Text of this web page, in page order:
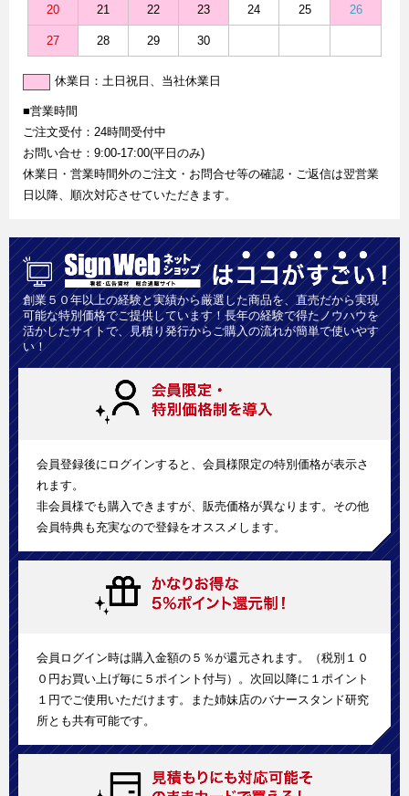
20 21 22 23 24 25 26
27 28 29 30
休業日：土日祝日、当社休業日
■営業時間
ご注文受付：24時間受付中
お問い合せ：9:00-17:00(平日のみ)
休業日・営業時間外のご注文・お問合せ等の確認・ご返信は翌営業
日以降、順次対応させていただきます。
創業５０年以上の経験と実績から厳選した商品を、直売だから実現
可能な特別価格でご提供しています！長年の経験で得たノウハウを
活かしたサイトで、見積り発行からご購入の流れが簡単で使いやす
い！
会員登録後にログインすると、会員様限定の特別価格が表示さ
れます。
非会員様でも購入できますが、販売価格が異なります。その他
会員特典も充実なので登録をオススメします。
会員ログイン時は購入金額の５％が還元されます。（税別１０
０円お買い上げ毎に５ポイント付与）。次回以降に１ポイント
１円でご使用いただけます。また姉妹店のバナースタンド研究
所とも共有可能です。